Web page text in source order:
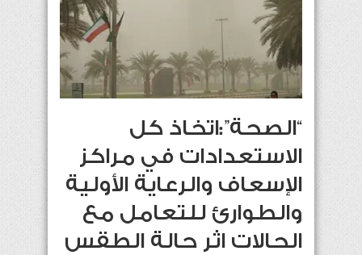
“الصحة”:اتخاذ كل
الاستعدادات في مراكز
الإسعاف والرعاية الأولية
والطوارئ للتعامل مع
الحالات اثر حالة الطقس